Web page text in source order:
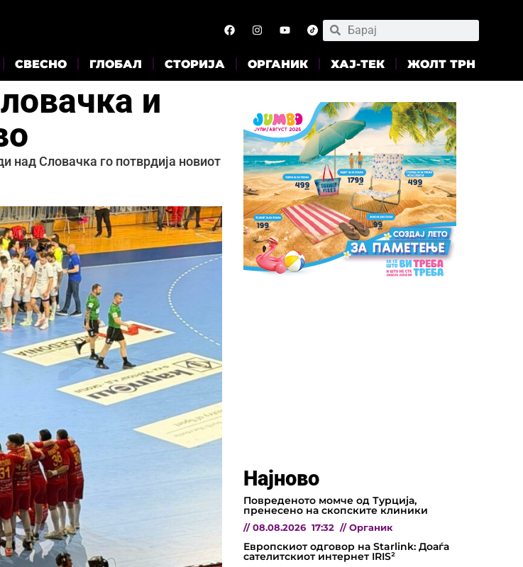
СВЕСНО ГЛОБАЛ СТОРИЈА ОРГАНИК ХАЈ-ТЕК ЖОЛТ ТРН
и
над Словачка го потврдија новиот
Најново
Повреденото момче од Турција,
пренесено на скопските клиники
// 08.08.2026 17:32 // Органик
Европскиот одговор на Starlink: Доаѓа
сателитскиот интернет IRIS²